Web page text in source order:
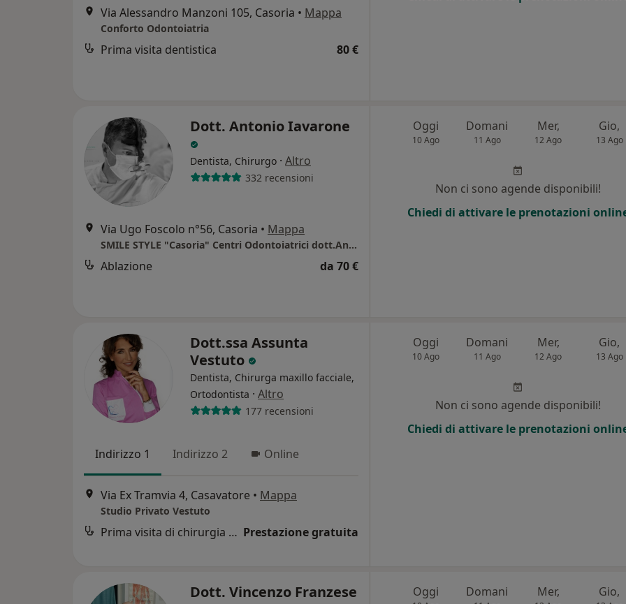
Via Alessandro Manzoni 105, Casoria • Mappa
Conforto Odontoiatria
Prima visita dentistica 80 €
Dott. Antonio Iavarone
Dentista, Chirurgo · Altro
332 recensioni
Via Ugo Foscolo n°56, Casoria • Mappa
SMILE STYLE "Casoria" Centri Odontoiatrici dott.Antonio Iavarone
Ablazione da 70 €
Oggi
10 Ago
Domani
11 Ago
Mer,
12 Ago
Gio,
13 Ago
Non ci sono agende disponibili!
Chiedi di attivare le prenotazioni
Dott.ssa Assunta
Vestuto
Dentista, Chirurga maxillo facciale,
Ortodontista · Altro
177 recensioni
Indirizzo 1 Indirizzo 2 Online
Via Ex Tramvia 4, Casavatore • Mappa
Studio Privato Vestuto
Prima visita di chirurgia maxillo facciale Prestazione gratuita
Oggi
10 Ago
Domani
11 Ago
Mer,
12 Ago
Gio,
13 Ago
Non ci sono agende disponibili!
Chiedi di attivare le prenotazioni
Dott. Vincenzo Franzese Oggi Domani Mer, Gio,